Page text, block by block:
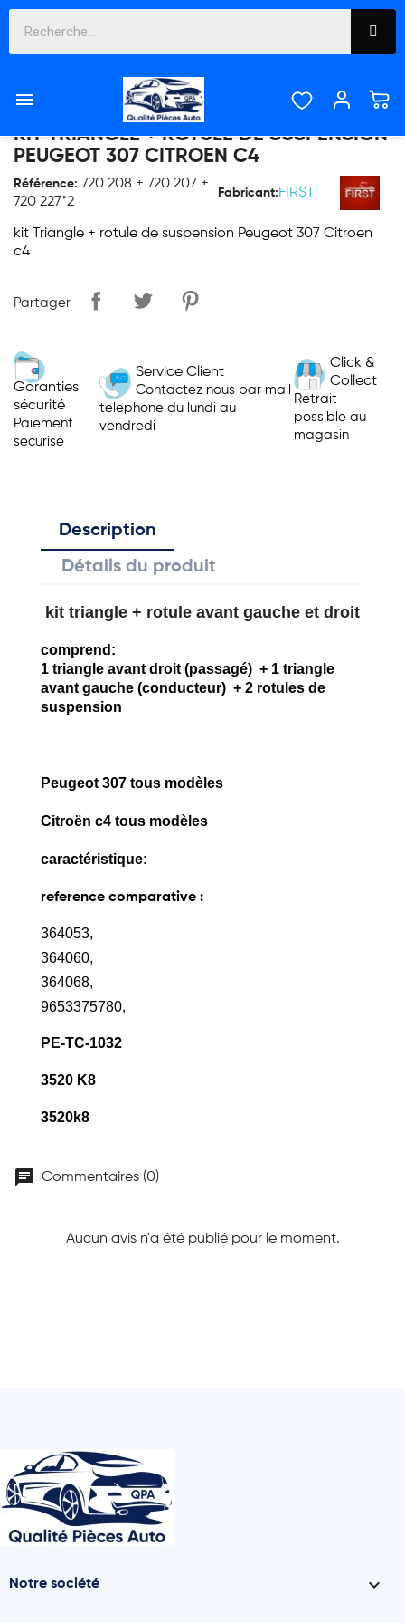

KIT TRIANGLE + ROTULE DE SUSPENSION
PEUGEOT 307 CITROEN C4
Référence: 720 208 + 720 207 +
720 227*2
Fabricant: FIRST
kit Triangle + rotule de suspension Peugeot 307 Citroen
c4
Partager
Garanties
sécurité
Paiement
securisé
Service Client
Contactez nous par mail
telephone du lundi au
vendredi
Click &
Collect
Retrait
possible au
magasin
Description
Détails du produit
kit triangle + rotule avant gauche et droit
comprend:
1 triangle avant droit (passagé) + 1 triangle
avant gauche (conducteur) + 2 rotules de
suspension
Peugeot 307 tous modèles
Citroën c4 tous modèles
caractéristique:
reference comparative :
364053,
364060,
364068,
9653375780,
PE-TC-1032
3520 K8
3520k8
chat Commentaires (0)
Aucun avis n'a été publié pour le moment.
Notre société 